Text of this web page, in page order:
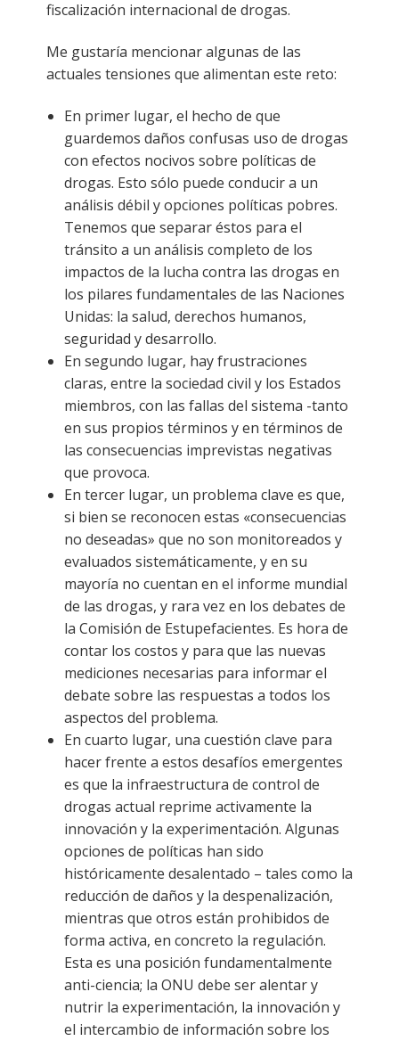
fiscalización internacional de drogas.
Me gustaría mencionar algunas de las
actuales tensiones que alimentan este reto:
En primer lugar, el hecho de que
guardemos daños confusas uso de drogas
con efectos nocivos sobre políticas de
drogas. Esto sólo puede conducir a un
análisis débil y opciones políticas pobres.
Tenemos que separar éstos para el
tránsito a un análisis completo de los
impactos de la lucha contra las drogas en
los pilares fundamentales de las Naciones
Unidas: la salud, derechos humanos,
seguridad y desarrollo.
En segundo lugar, hay frustraciones
claras, entre la sociedad civil y los Estados
miembros, con las fallas del sistema -tanto
en sus propios términos y en términos de
las consecuencias imprevistas negativas
que provoca.
En tercer lugar, un problema clave es que,
si bien se reconocen estas «consecuencias
no deseadas» que no son monitoreados y
evaluados sistemáticamente, y en su
mayoría no cuentan en el informe mundial
de las drogas, y rara vez en los debates de
la Comisión de Estupefacientes. Es hora de
contar los costos y para que las nuevas
mediciones necesarias para informar el
debate sobre las respuestas a todos los
aspectos del problema.
En cuarto lugar, una cuestión clave para
hacer frente a estos desafíos emergentes
es que la infraestructura de control de
drogas actual reprime activamente la
innovación y la experimentación. Algunas
opciones de políticas han sido
históricamente desalentado – tales como la
reducción de daños y la despenalización,
mientras que otros están prohibidos de
forma activa, en concreto la regulación.
Esta es una posición fundamentalmente
anti-ciencia; la ONU debe ser alentar y
nutrir la experimentación, la innovación y
el intercambio de información sobre los